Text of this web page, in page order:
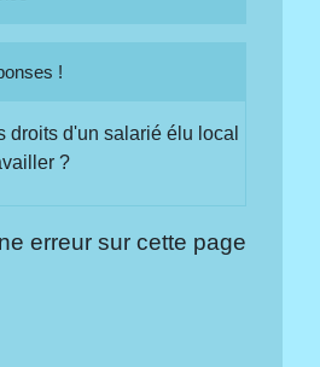
!
droits d'un salarié élu local
?
erreur sur cette page